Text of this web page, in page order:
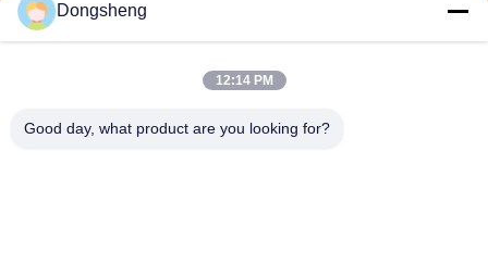
Dongsheng
12:14 PM
Good day, what product are you looking for?